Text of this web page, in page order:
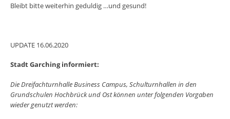
Bleibt bitte weiterhin geduldig …und gesund!
UPDATE 16.06.2020
Stadt Garching informiert:
Die Dreifachturnhalle Business Campus, Schulturnhallen in den
Grundschulen Hochbrück und Ost können unter folgenden Vorgaben
wieder genutzt werden: